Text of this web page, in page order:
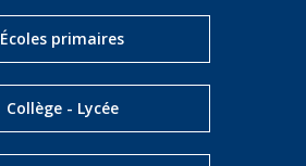
Écoles primaires
Collège - Lycée